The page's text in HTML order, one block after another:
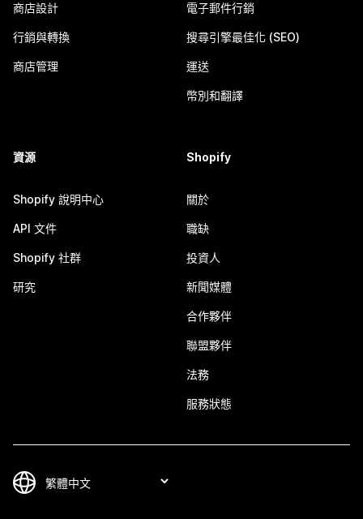
商店設計
行銷與轉換
商店管理
電子郵件行銷
搜尋引擎最佳化 (SEO)
運送
幣別和翻譯
資源
Shopify 說明中心
API 文件
Shopify 社群
研究
Shopify
關於
職缺
投資人
新聞媒體
合作夥伴
聯盟夥伴
法務
服務狀態